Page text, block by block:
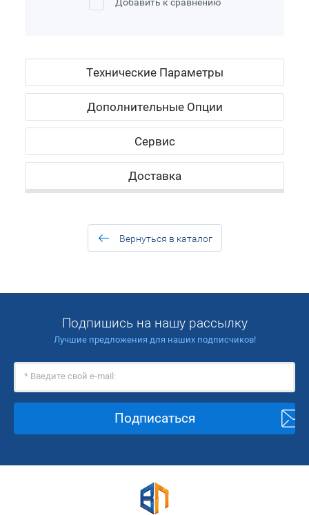
Технические Параметры
Дополнительные Опции
Сервис
Доставка
Вернуться в каталог
Подпишись на нашу рассылку
Лучшие предложения для наших подписчиков!
Подписаться